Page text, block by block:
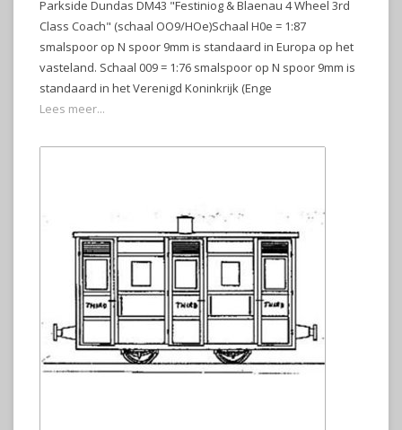
Parkside Dundas DM43 "Festiniog & Blaenau 4 Wheel 3rd
Class Coach" (schaal OO9/HOe)Schaal H0e = 1:87
smalspoor op N spoor 9mm is standaard in Europa op het
vasteland. Schaal 009 = 1:76 smalspoor op N spoor 9mm is
standaard in het Verenigd Koninkrijk (Enge
Lees meer...